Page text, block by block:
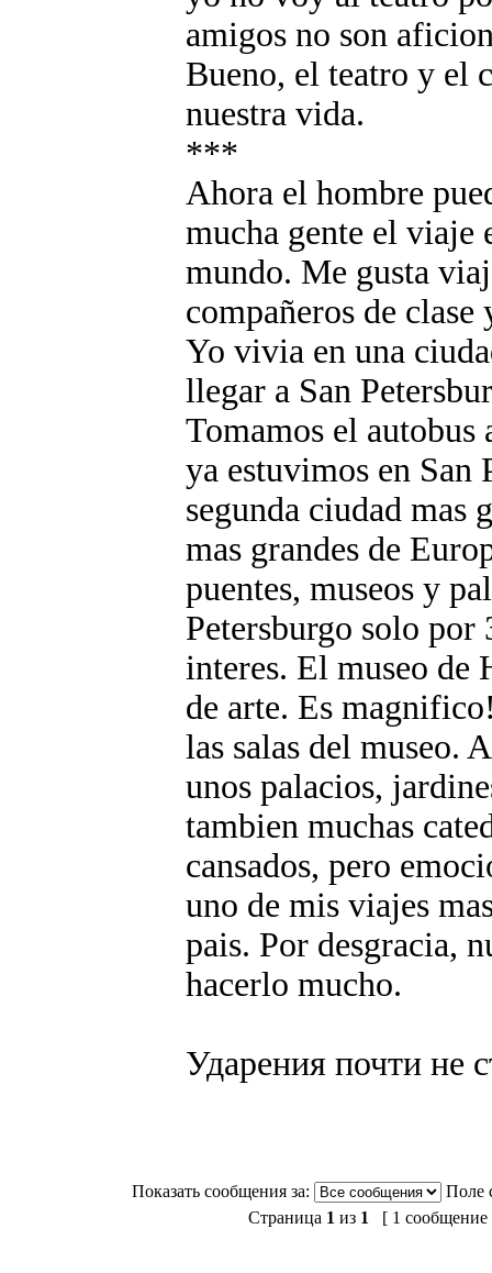
amigos no son
Bueno, el teatro y el
nuestra vida.
***
Ahora el hombre
mucha gente el viaje
mundo. Me gusta
compañeros de
Yo vivia en una
llegar a San
Tomamos el autobus
ya estuvimos en San
segunda ciudad mas
mas grandes de
puentes, museos y
Petersburgo solo por
interes. El museo de
de arte. Es
las salas del museo.
unos palacios,
tambien muchas
cansados, pero
uno de mis viajes
pais. Por desgracia,
hacerlo mucho.
Ударения почти не
Показать сообщения за:
Поле
Страница 1 из 1 [ 1 сообщение